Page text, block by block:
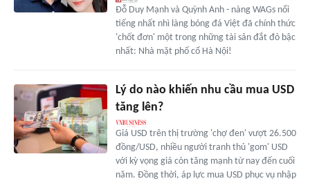
Đỗ Duy Mạnh và Quỳnh Anh - nàng WAGs nổi
tiếng nhất nhì làng bóng đá Việt đã chính thức
'chốt đơn' một trong những tài sản đắt đỏ bậc
nhất: Nhà mặt phố cổ Hà Nội!
Lý do nào khiến nhu cầu mua USD
tăng lên?
Giá USD trên thị trường 'chợ đen' vượt 26.500
đồng/USD, nhiều người tranh thủ 'gom' USD
với kỳ vọng giá còn tăng mạnh từ nay đến cuối
năm. Đồng thời, áp lực mua USD phục vụ nhập